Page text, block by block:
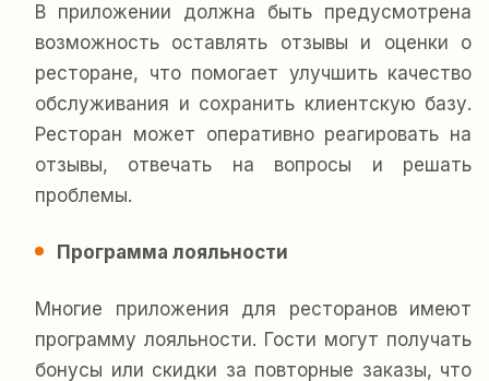
В приложении должна быть предусмотрена
возможность оставлять отзывы и оценки о
ресторане, что помогает улучшить качество
обслуживания и сохранить клиентскую базу.
Ресторан может оперативно реагировать на
отзывы, отвечать на вопросы и решать
проблемы.
Программа лояльности
Многие приложения для ресторанов имеют
программу лояльности. Гости могут получать
бонусы или скидки за повторные заказы, что